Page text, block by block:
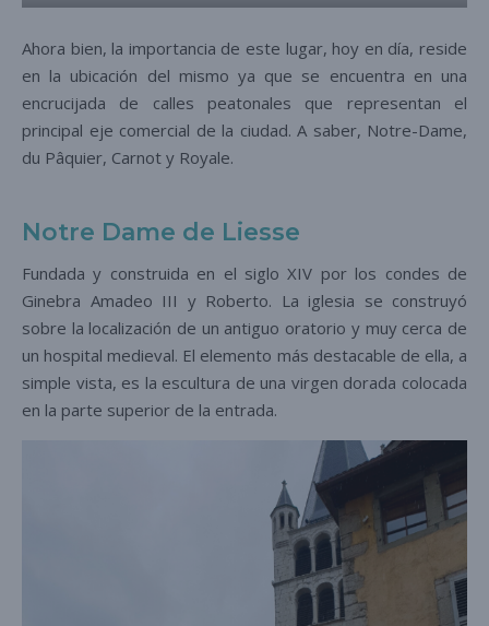
Ahora bien, la importancia de este lugar, hoy en día, reside
en la ubicación del mismo ya que se encuentra en una
encrucijada de calles peatonales que representan el
principal eje comercial de la ciudad. A saber, Notre-Dame,
du Pâquier, Carnot y Royale.
Notre Dame de Liesse
Fundada y construida en el siglo XIV por los condes de
Ginebra Amadeo III y Roberto. La iglesia se construyó
sobre la localización de un antiguo oratorio y muy cerca de
un hospital medieval. El elemento más destacable de ella, a
simple vista, es la escultura de una virgen dorada colocada
en la parte superior de la entrada.